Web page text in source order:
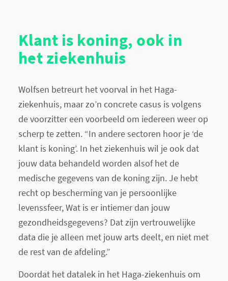
Klant is koning, ook in
het ziekenhuis
Wolfsen betreurt het voorval in het Haga-
ziekenhuis, maar zo’n concrete casus is volgens
de voorzitter een voorbeeld om iedereen weer op
scherp te zetten. “In andere sectoren hoor je ‘de
klant is koning’. In het ziekenhuis wil je ook dat
jouw data behandeld worden alsof het de
medische gegevens van de koning zijn. Je hebt
recht op bescherming van je persoonlijke
levenssfeer, Wat is er intiemer dan jouw
gezondheidsgegevens? Dat zijn vertrouwelijke
data die je alleen met jouw arts deelt, en niet met
de rest van de afdeling.”
Doordat het datalek in het Haga-ziekenhuis om